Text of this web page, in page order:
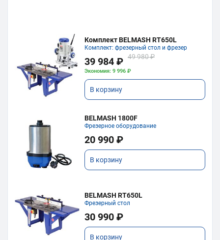
Комплект BELMASH RT650L
Комплект: фрезерный стол и фрезер
39 984 ₽ 49 980 ₽
Экономия: 9 996 ₽
В корзину
BELMASH 1800F
Фрезерное оборудование
20 990 ₽
В корзину
BELMASH RT650L
Фрезерный стол
30 990 ₽
В корзину